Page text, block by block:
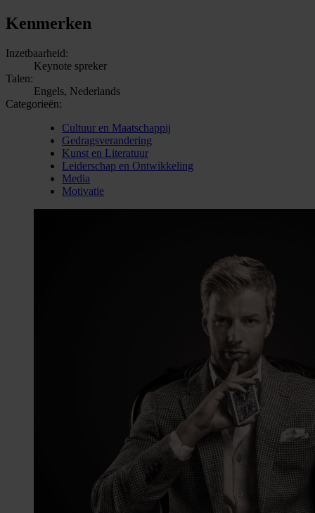
Kenmerken
Inzetbaarheid:
Keynote spreker
Talen:
Engels, Nederlands
Categorieën:
Cultuur en Maatschappij
Gedragsverandering
Kunst en Literatuur
Leiderschap en Ontwikkeling
Media
Motivatie